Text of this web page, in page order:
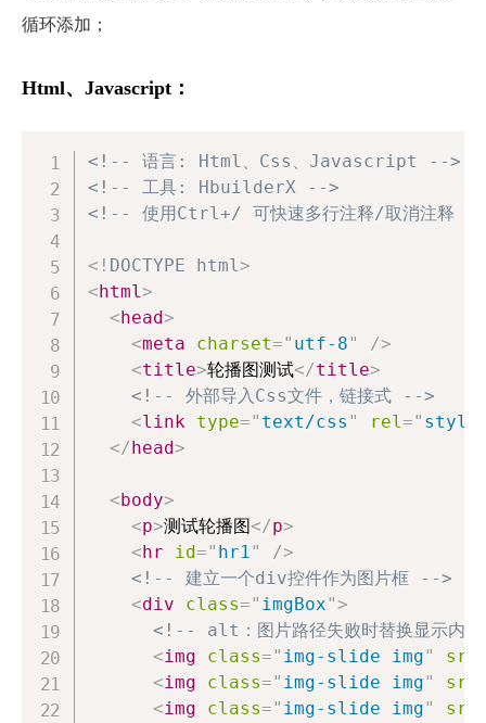
循环添加；
Html、Javascript：
<!-- 语言: Html、Css、Javascript -->
<!-- 工具: HbuilderX -->
<!-- 使用Ctrl+/ 可快速多行注释/取消注释
<! DOCTYPE html>
<html>
<head>
<meta charset=" utf-8"
/>
<title>轮播图测试</title>
<!-- 外部导入Css文件，链接式 -->
<link type=" text/css " rel="
</head>
<body>
<p>测试轮播图</p>
<hr id=" hr1"
/>
<!-- 建立一个div控件作为图片框 -->
<div class=" imgBox">
<!-- alt：图片路径失败时替换显示内
<img class=" img-slide img" src
<img class=" img-slide img" src
<img class=" img-slide img" src